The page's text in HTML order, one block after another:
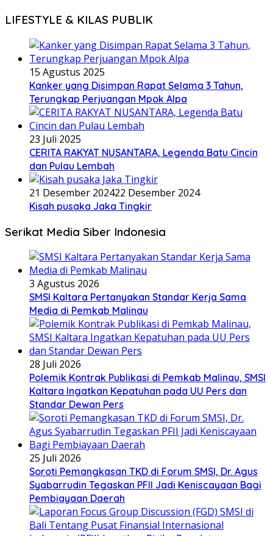
LIFESTYLE & KILAS PUBLIK
15 Agustus 2025
Kanker yang Disimpan Rapat Selama 3 Tahun,
Terungkap Perjuangan Mpok Alpa
23 Juli 2025
CERITA RAKYAT NUSANTARA, Legenda Batu Cincin
dan Pulau Lembah
21 Desember 202422 Desember 2024
Kisah pusaka Jaka Tingkir
Serikat Media Siber Indonesia
3 Agustus 2026
SMSI Kaltara Pertanyakan Standar Kerja Sama
Media di Pemkab Malinau
28 Juli 2026
Polemik Kontrak Publikasi di Pemkab Malinau, SMSI
Kaltara Ingatkan Kepatuhan pada UU Pers dan
Standar Dewan Pers
25 Juli 2026
Soroti Pemangkasan TKD di Forum SMSI, Dr. Agus
Syabarrudin Tegaskan PFII Jadi Keniscayaan Bagi
Pembiayaan Daerah